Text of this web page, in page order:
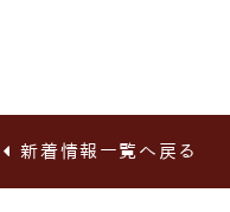
新着情報一覧へ戻る